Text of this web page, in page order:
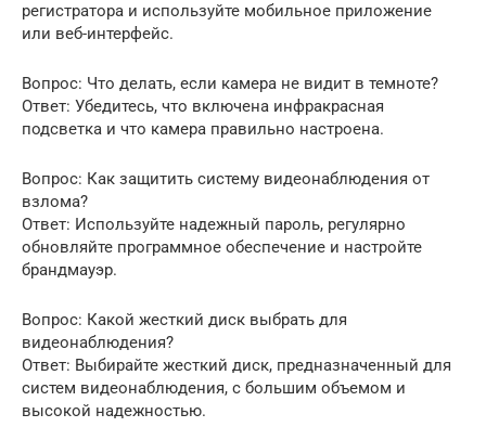
регистратора и используйте мобильное приложение
или веб-интерфейс.
Вопрос: Что делать, если камера не видит в темноте?
Ответ: Убедитесь, что включена инфракрасная
подсветка и что камера правильно настроена.
Вопрос: Как защитить систему видеонаблюдения от
взлома?
Ответ: Используйте надежный пароль, регулярно
обновляйте программное обеспечение и настройте
брандмауэр.
Вопрос: Какой жесткий диск выбрать для
видеонаблюдения?
Ответ: Выбирайте жесткий диск, предназначенный для
систем видеонаблюдения, с большим объемом и
высокой надежностью.